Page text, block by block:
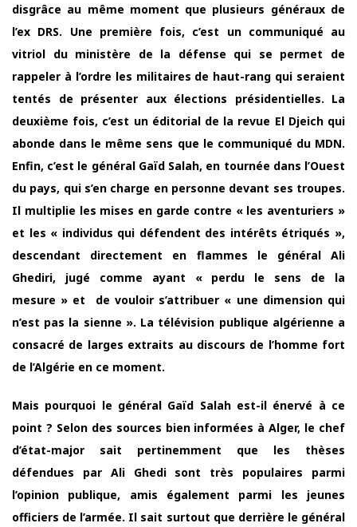
disgrâce au même moment que plusieurs généraux de
l’ex DRS. Une première fois, c’est un communiqué au
vitriol du ministère de la défense qui se permet de
rappeler à l’ordre les militaires de haut-rang qui seraient
tentés de présenter aux élections présidentielles. La
deuxième fois, c’est un éditorial de la revue El Djeich qui
abonde dans le même sens que le communiqué du MDN.
Enfin, c’est le général Gaïd Salah, en tournée dans l’Ouest
du pays, qui s’en charge en personne devant ses troupes.
Il multiplie les mises en garde contre « les aventuriers »
et les « individus qui défendent des intérêts étriqués »,
descendant directement en flammes le général Ali
Ghediri, jugé comme ayant « perdu le sens de la
mesure » et de vouloir s’attribuer « une dimension qui
n’est pas la sienne ». La télévision publique algérienne a
consacré de larges extraits au discours de l’homme fort
de l’Algérie en ce moment.
Mais pourquoi le général Gaïd Salah est-il énervé à ce
point ? Selon des sources bien informées à Alger, le chef
d’état-major sait pertinemment que les thèses
défendues par Ali Ghedi sont très populaires parmi
l’opinion publique, amis également parmi les jeunes
officiers de l’armée. Il sait surtout que derrière le général